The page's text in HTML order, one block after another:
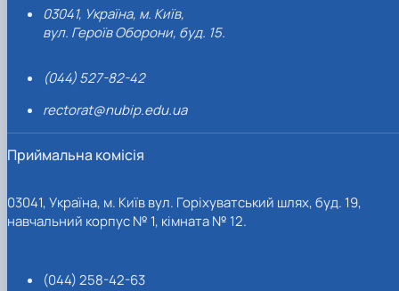
03041, Україна, м. Київ,
вул. Героїв Оборони, буд. 15.
(044) 527-82-42
rectorat@nubip.edu.ua
Приймальна комісія
03041, Україна, м. Київ вул. Горіхуватський шлях, буд. 19,
навчальний корпус № 1, кімната № 12.
(044) 258-42-63